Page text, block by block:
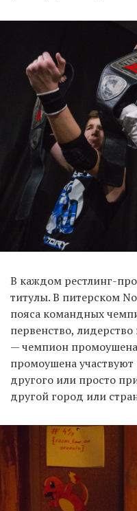
В каждом рестлинг-
титулы. В питерском
пояса командных
первенство,
— чемпион
промоушена участвуют
другого или просто
другой город или